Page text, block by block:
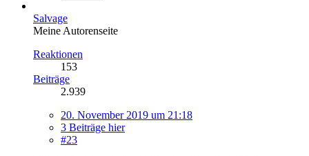
Salvage
Meine Autorenseite
Reaktionen
153
Beiträge
2.939
20. November 2019 um 21:18
3 Beiträge hier
#23